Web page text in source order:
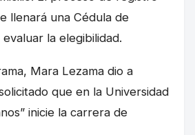
llenará una Cédula de
la elegibilidad.
Mara Lezama dio a
que en la Universidad
inicie la carrera de